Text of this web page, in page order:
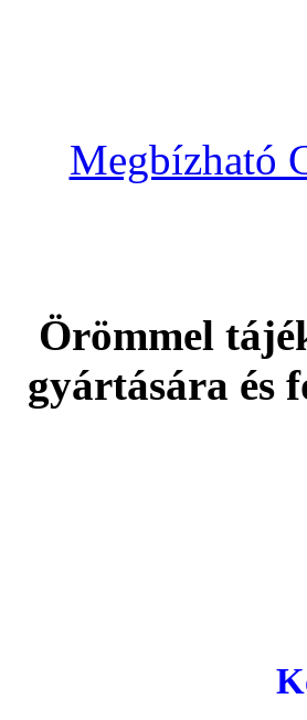
Megbízható
Örömmel
gyártására és